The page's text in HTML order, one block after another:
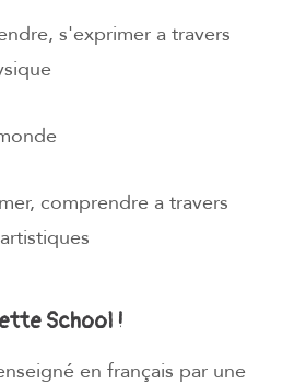
s'exprimer a travers
comprendre a travers
School !
en français par une